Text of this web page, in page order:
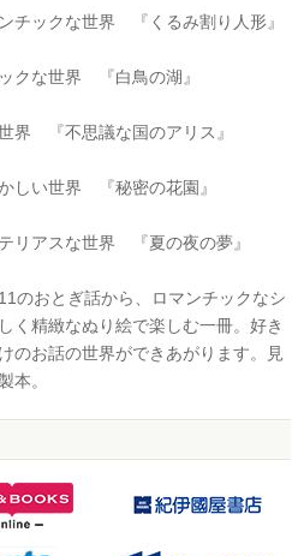
チックな世界 『くるみ割り人形』
クな世界 『白鳥の湖』
界 『不思議な国のアリス』
しい世界 『秘密の花園』
リアスな世界 『夏の夜の夢』
のおとぎ話から、ロマンチックなシ
く精緻なぬり絵で楽しむ一冊。好き
のお話の世界ができあがります。見
本。